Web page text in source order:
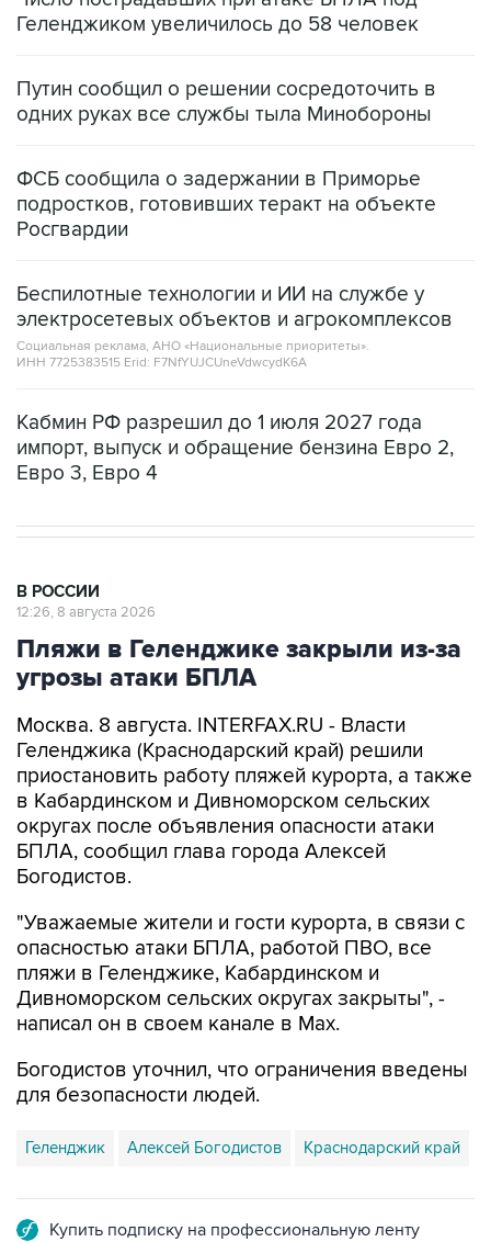
Геленджиком увеличилось до 58 человек
Путин сообщил о решении сосредоточить в
одних руках все службы тыла Минобороны
ФСБ сообщила о задержании в Приморье
подростков, готовивших теракт на объекте
Росгвардии
Беспилотные технологии и ИИ на службе у
электросетевых объектов и агрокомплексов
Социальная реклама, АНО «Национальные приоритеты».
ИНН 7725383515 Erid: F7NfYUJCUneVdwcydK6A
Кабмин РФ разрешил до 1 июля 2027 года
импорт, выпуск и обращение бензина Евро 2,
Евро 3, Евро 4
В РОССИИ
12:26, 8 августа 2026
Пляжи в Геленджике закрыли из-за
угрозы атаки БПЛА
Москва. 8 августа. INTERFAX.RU - Власти
Геленджика (Краснодарский край) решили
приостановить работу пляжей курорта, а также
в Кабардинском и Дивноморском сельских
округах после объявления опасности атаки
БПЛА, сообщил глава города Алексей
Богодистов.
"Уважаемые жители и гости курорта, в связи с
опасностью атаки БПЛА, работой ПВО, все
пляжи в Геленджике, Кабардинском и
Дивноморском сельских округах закрыты", -
написал он в своем канале в Max.
Богодистов уточнил, что ограничения введены
для безопасности людей.
Геленджик Алексей Богодистов Краснодарский край
Купить подписку на профессиональную ленту